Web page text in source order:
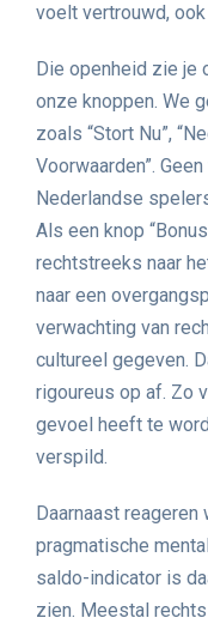
voelt vertrouwd,
Die openheid zie je
onze knoppen. We
zoals “Stort Nu”,
Voorwaarden”.
Nederlandse
Als een knop
rechtstreeks naar
naar een
verwachting van
cultureel gegeven.
rigoureus op af. Zo
gevoel heeft te
verspild.
Daarnaast
pragmatische
saldo-indicator is
zien. Meestal